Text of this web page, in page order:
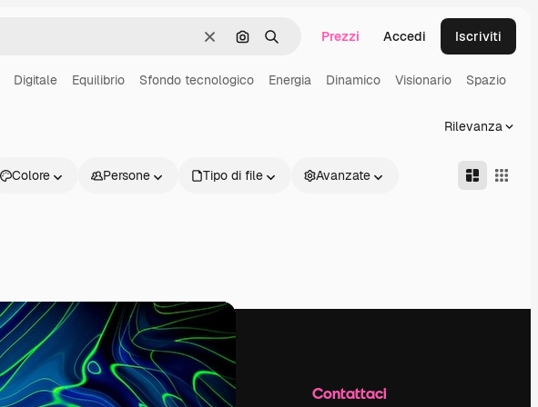
CancellaCerca per immagine
Ricerca Prezzi Accedi Iscriviti
Digitale Equilibrio Sfondo tecnologico Energia Dinamico Visionario Spazio
Rilevanza
Colore Persone Tipo di file Avanzate
Inizia Azienda Contattaci